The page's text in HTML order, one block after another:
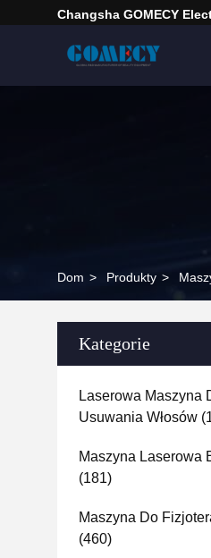
Changsha GOMECY
Dom > Produkty >
Kategorie
Laserowa Maszyna
Usuwania Włosów
Maszyna Laserowa
(181)
Maszyna Do
(460)